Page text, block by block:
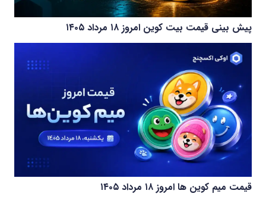
پیش بینی قیمت بیت کوین امروز ۱۸ مرداد ۱۴۰۵
قیمت میم کوین‌ ها امروز ۱۸ مرداد ۱۴۰۵